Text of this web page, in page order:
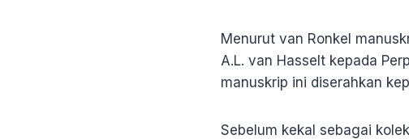
Menurut van Ronkel
A.L. van Hasselt kepada
manuskrip ini diserahkan
Sebelum kekal sebagai